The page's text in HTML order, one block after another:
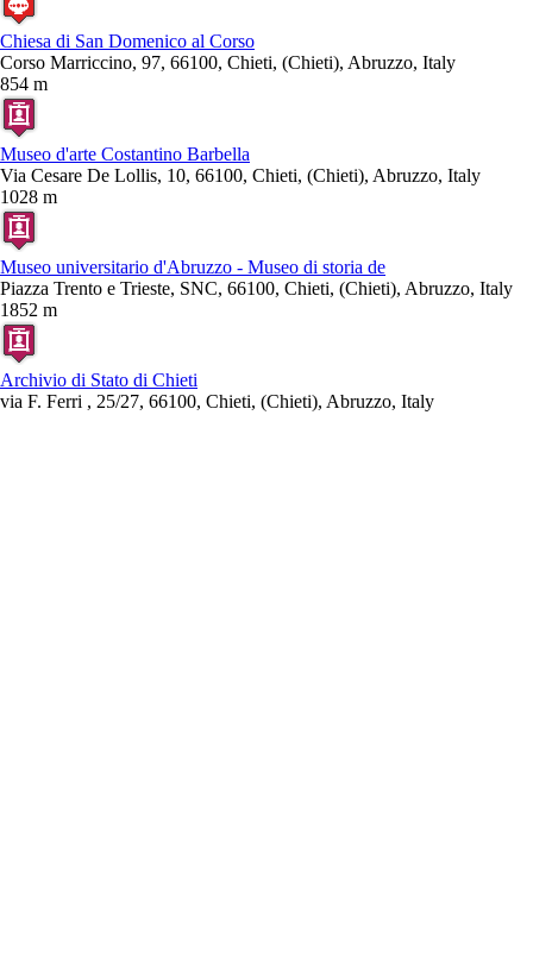
Chiesa di San Domenico al Corso
Corso Marriccino, 97, 66100, Chieti, (Chieti), Abruzzo, Italy
854 m
Museo d'arte Costantino Barbella
Via Cesare De Lollis, 10, 66100, Chieti, (Chieti), Abruzzo, Italy
1028 m
Museo universitario d'Abruzzo - Museo di storia de
Piazza Trento e Trieste, SNC, 66100, Chieti, (Chieti), Abruzzo, Italy
1852 m
Archivio di Stato di Chieti
via F. Ferri , 25/27, 66100, Chieti, (Chieti), Abruzzo, Italy